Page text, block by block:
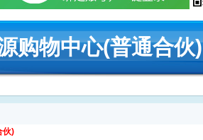
购物中心(普通合伙)
伙)